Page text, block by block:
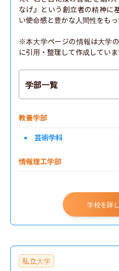
なげ』という創立者の精神に
い使命感と豊かな人間性をもっ
※本大学ページの情報は大学
に引用・整理して作成していま
学部一覧
教養学部
芸術学科
情報理工学部
学校を詳
私立大学